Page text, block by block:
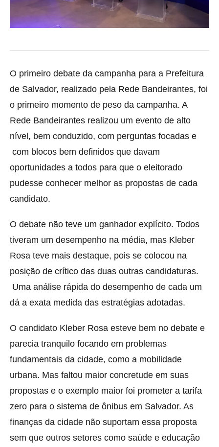
O primeiro debate da campanha para a Prefeitura
de Salvador, realizado pela Rede Bandeirantes, foi
o primeiro momento de peso da campanha. A
Rede Bandeirantes realizou um evento de alto
nível, bem conduzido, com perguntas focadas e
com blocos bem definidos que davam
oportunidades a todos para que o eleitorado
pudesse conhecer melhor as propostas de cada
candidato.
O debate não teve um ganhador explícito. Todos
tiveram um desempenho na média, mas Kleber
Rosa teve mais destaque, pois se colocou na
posição de crítico das duas outras candidaturas.
Uma análise rápida do desempenho de cada um
dá a exata medida das estratégias adotadas.
O candidato Kleber Rosa esteve bem no debate e
parecia tranquilo focando em problemas
fundamentais da cidade, como a mobilidade
urbana. Mas faltou maior concretude em suas
propostas e o exemplo maior foi prometer a tarifa
zero para o sistema de ônibus em Salvador. As
finanças da cidade não suportam essa proposta
sem que outros setores como saúde e educação